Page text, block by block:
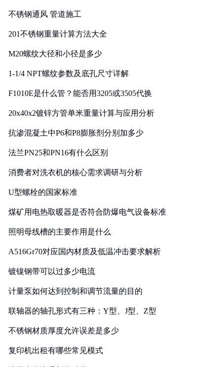
不锈钢通风 管道施工
201不锈钢重量计算方法大全
M20螺纹大径和小径是多少
1-1/4 NPT螺纹参数及底孔尺寸详解
F1010E是什么管？能否用3205或3505代换
20x40x2镀锌方管单米重量计算与应用分析
抗渗混凝土中P6和P8膨胀剂分别加多少
法兰PN25和PN16有什么区别
消费者对洗衣机的核心需求调研与分析
U型螺栓的国家标准
煤矿用电热取暖器是否符合防爆电气设备标准
照明母线槽的主要作用是什么
A516Gr70对应国内材质及低温冲击要求解析
镀镍钢带可以过多少电流
计量泵如何达到控制和调节流量的目的
联轴器的轴孔形式有三种：Y型、J型、Z型
不锈钢材质厚度允许误差是多少
复印机出租有哪些常见模式